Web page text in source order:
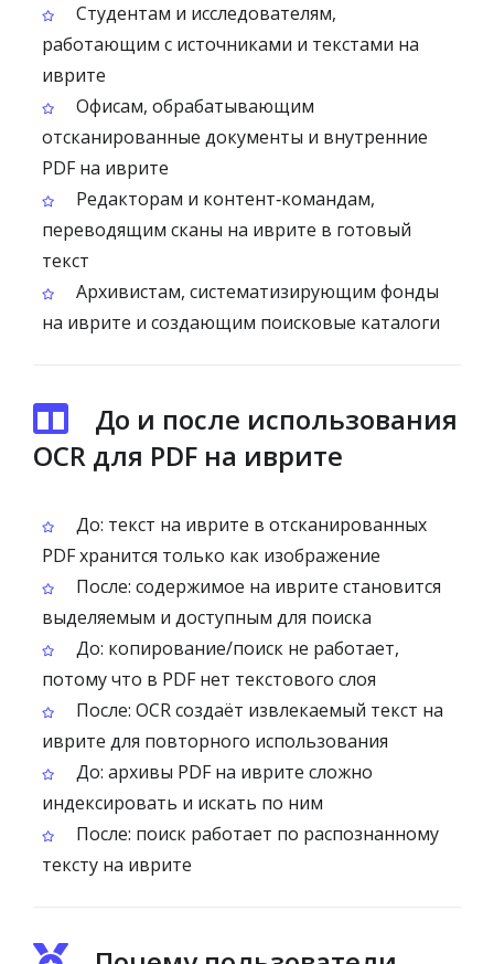
Студентам и исследователям,
работающим с источниками и текстами на
иврите
Офисам, обрабатывающим
отсканированные документы и внутренние
PDF на иврите
Редакторам и контент‑командам,
переводящим сканы на иврите в готовый
текст
Архивистам, систематизирующим фонды
на иврите и создающим поисковые каталоги
До и после использования
OCR для PDF на иврите
До: текст на иврите в отсканированных
PDF хранится только как изображение
После: содержимое на иврите становится
выделяемым и доступным для поиска
До: копирование/поиск не работает,
потому что в PDF нет текстового слоя
После: OCR создаёт извлекаемый текст на
иврите для повторного использования
До: архивы PDF на иврите сложно
индексировать и искать по ним
После: поиск работает по распознанному
тексту на иврите